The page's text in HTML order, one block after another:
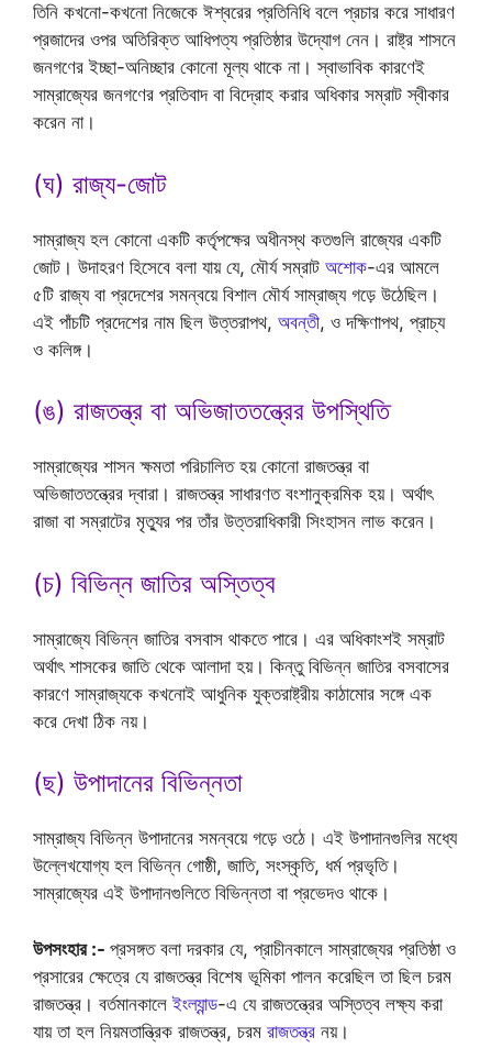
তিনি কখনো-কখনো নিজেকে ঈশ্বরের প্রতিনিধি বলে প্রচার করে সাধারণ
প্রজাদের ওপর অতিরিক্ত আধিপত্য প্রতিষ্ঠার উদ্যোগ নেন। রাষ্ট্র শাসনে
জনগণের ইচ্ছা-অনিচ্ছার কোনো মূল্য থাকে না। স্বাভাবিক কারণেই
সাম্রাজ্যের জনগণের প্রতিবাদ বা বিদ্রোহ করার অধিকার সম্রাট স্বীকার
করেন না।
(ঘ) রাজ্য-জোট
সাম্রাজ্য হল কোনো একটি কর্তৃপক্ষের অধীনস্থ কতগুলি রাজ্যের একটি
জোট। উদাহরণ হিসেবে বলা যায় যে, মৌর্য সম্রাট অশোক-এর আমলে
৫টি রাজ্য বা প্রদেশের সমন্বয়ে বিশাল মৌর্য সাম্রাজ্য গড়ে উঠেছিল।
এই পাঁচটি প্রদেশের নাম ছিল উত্তরাপথ, অবন্তী, ও দক্ষিণাপথ, প্রাচ্য
ও কলিঙ্গ।
(ঙ) রাজতন্ত্র বা অভিজাততন্ত্রের উপস্থিতি
সাম্রাজ্যের শাসন ক্ষমতা পরিচালিত হয় কোনো রাজতন্ত্র বা
অভিজাততন্ত্রের দ্বারা। রাজতন্ত্র সাধারণত বংশানুক্রমিক হয়। অর্থাৎ
রাজা বা সম্রাটের মৃত্যুর পর তাঁর উত্তরাধিকারী সিংহাসন লাভ করেন।
(চ) বিভিন্ন জাতির অস্তিত্ব
সাম্রাজ্যে বিভিন্ন জাতির বসবাস থাকতে পারে। এর অধিকাংশই সম্রাট
অর্থাৎ শাসকের জাতি থেকে আলাদা হয়। কিন্তু বিভিন্ন জাতির বসবাসের
কারণে সাম্রাজ্যকে কখনোই আধুনিক যুক্তরাষ্ট্রীয় কাঠামোর সঙ্গে এক
করে দেখা ঠিক নয়।
(ছ) উপাদানের বিভিন্নতা
সাম্রাজ্য বিভিন্ন উপাদানের সমন্বয়ে গড়ে ওঠে। এই উপাদানগুলির মধ্যে
উল্লেখযোগ্য হল বিভিন্ন গোষ্ঠী, জাতি, সংস্কৃতি, ধর্ম প্রভৃতি।
সাম্রাজ্যের এই উপাদানগুলিতে বিভিন্নতা বা প্রভেদও থাকে।
উপসংহার :- প্রসঙ্গত বলা দরকার যে, প্রাচীনকালে সাম্রাজ্যের প্রতিষ্ঠা ও
প্রসারের ক্ষেত্রে যে রাজতন্ত্র বিশেষ ভূমিকা পালন করেছিল তা ছিল চরম
রাজতন্ত্র। বর্তমানকালেইংল্যান্ড-এ যে রাজতন্ত্রের অস্তিত্ব লক্ষ্য করা
যায় তা হল নিয়মতান্ত্রিক রাজতন্ত্র, চরম রাজতন্ত্র নয়।